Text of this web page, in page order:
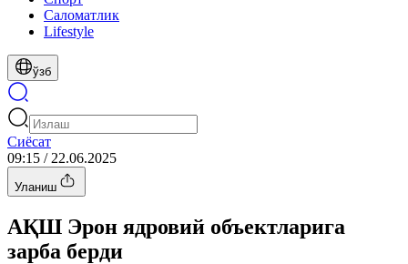
Cаломатлик
Lifestyle
ўзб
Сиёсат
09:15 / 22.06.2025
Уланиш
АҚШ Эрон ядровий объектларига
зарба берди